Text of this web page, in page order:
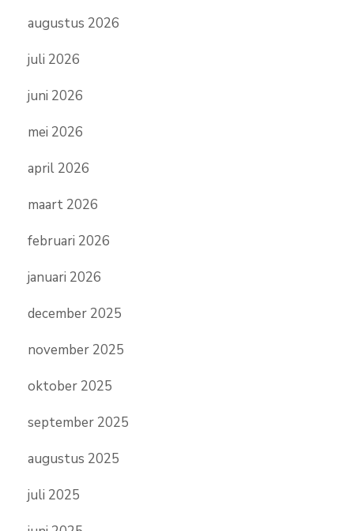
augustus 2026
juli 2026
juni 2026
mei 2026
april 2026
maart 2026
februari 2026
januari 2026
december 2025
november 2025
oktober 2025
september 2025
augustus 2025
juli 2025